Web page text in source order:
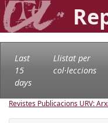
Last
15
days
Llistat per
col·leccions
Revistes Publicacions URV: